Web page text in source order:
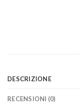
DESCRIZIONE
RECENSIONI (0)